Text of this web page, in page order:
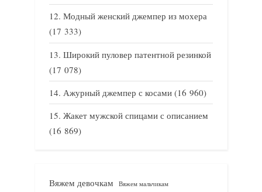
Модный женский джемпер из мохера
(17 333)
Широкий пуловер патентной резинкой
(17 078)
Ажурный джемпер с косами (16 960)
Жакет мужской спицами с описанием
(16 869)
Вяжем девочкам Вяжем мальчикам